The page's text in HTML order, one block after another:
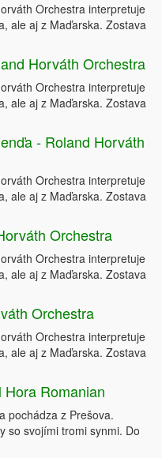
Orchestra interpretuje
ale aj z Maďarska. Zostava
Horváth Orchestra
Orchestra interpretuje
ale aj z Maďarska. Zostava
- Roland Horváth
Orchestra interpretuje
ale aj z Maďarska. Zostava
Orchestra
Orchestra interpretuje
ale aj z Maďarska. Zostava
Orchestra
Orchestra interpretuje
ale aj z Maďarska. Zostava
Romanian
pochádza z Prešova.
so svojími tromi synmi. Do